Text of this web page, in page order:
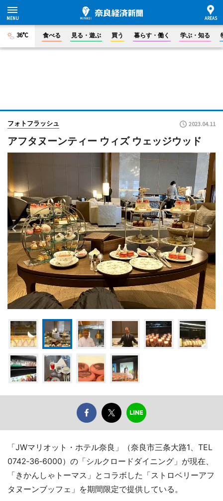
36°C 食べる 見る・遊ぶ 買う 暮らす・働く 学ぶ・知る
フォトフラッシュ 2023.04.11
アフタヌーンティー ウィズ ウェッジウッド
「JWマリオット・ホテル奈良」（奈良市三条大路1、TEL
0742‐36‐6000）の「シルクロードダイニング」が現在、
「きかんしゃトーマス」とコラボした「ストロベリーアフ
タヌーンブッフェ」を期間限定で提供している。